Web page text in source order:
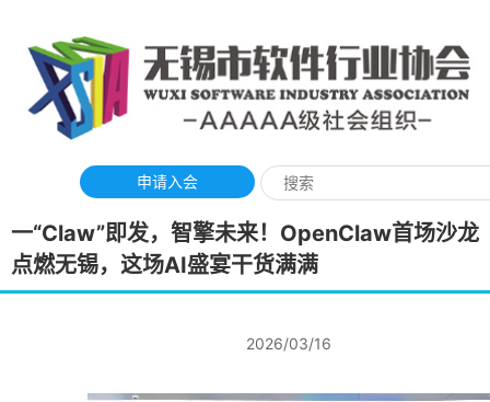
申请入会
一“Claw”即发，智擎未来！OpenClaw首场沙龙
点燃无锡，这场AI盛宴干货满满
2026/03/16